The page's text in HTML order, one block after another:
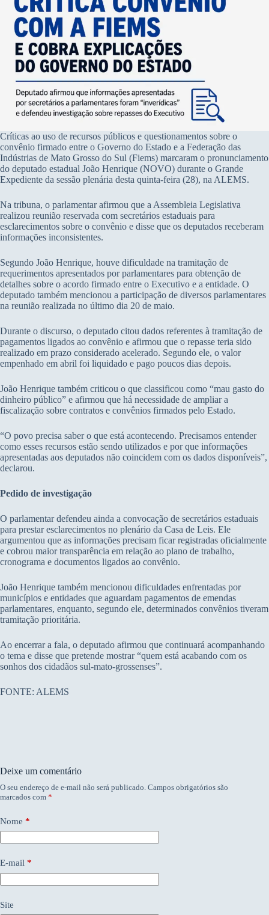
Críticas ao uso de recursos públicos e questionamentos sobre o
convênio firmado entre o Governo do Estado e a Federação das
Indústrias de Mato Grosso do Sul (Fiems) marcaram o pronunciamento
do deputado estadual João Henrique (NOVO) durante o Grande
Expediente da sessão plenária desta quinta-feira (28), na ALEMS.
Na tribuna, o parlamentar afirmou que a Assembleia Legislativa
realizou reunião reservada com secretários estaduais para
esclarecimentos sobre o convênio e disse que os deputados receberam
informações inconsistentes.
Segundo João Henrique, houve dificuldade na tramitação de
requerimentos apresentados por parlamentares para obtenção de
detalhes sobre o acordo firmado entre o Executivo e a entidade. O
deputado também mencionou a participação de diversos parlamentares
na reunião realizada no último dia 20 de maio.
Durante o discurso, o deputado citou dados referentes à tramitação de
pagamentos ligados ao convênio e afirmou que o repasse teria sido
realizado em prazo considerado acelerado. Segundo ele, o valor
empenhado em abril foi liquidado e pago poucos dias depois.
João Henrique também criticou o que classificou como “mau gasto do
dinheiro público” e afirmou que há necessidade de ampliar a
fiscalização sobre contratos e convênios firmados pelo Estado.
“O povo precisa saber o que está acontecendo. Precisamos entender
como esses recursos estão sendo utilizados e por que informações
apresentadas aos deputados não coincidem com os dados disponíveis”,
declarou.
Pedido de investigação
O parlamentar defendeu ainda a convocação de secretários estaduais
para prestar esclarecimentos no plenário da Casa de Leis. Ele
argumentou que as informações precisam ficar registradas oficialmente
e cobrou maior transparência em relação ao plano de trabalho,
cronograma e documentos ligados ao convênio.
João Henrique também mencionou dificuldades enfrentadas por
municípios e entidades que aguardam pagamentos de emendas
parlamentares, enquanto, segundo ele, determinados convênios tiveram
tramitação prioritária.
Ao encerrar a fala, o deputado afirmou que continuará acompanhando
o tema e disse que pretende mostrar “quem está acabando com os
sonhos dos cidadãos sul-mato-grossenses”.
FONTE: ALEMS
Deixe um comentário
O seu endereço de e-mail não será publicado. Campos obrigatórios são
marcados com *
Nome *
E-mail *
Site